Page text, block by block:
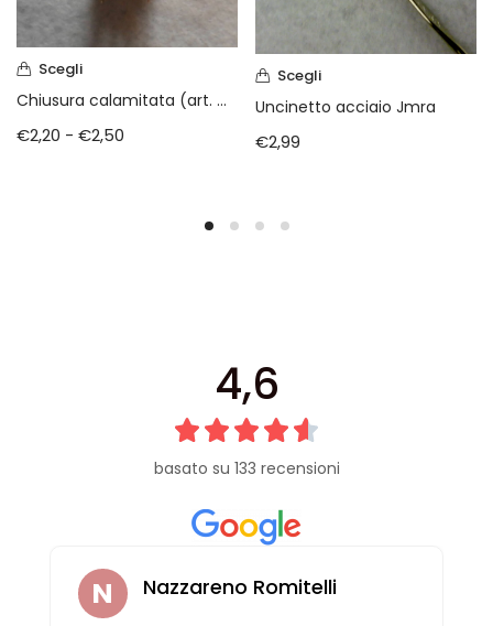
Scegli
Chiusura calamitata (art. min 1002)
€2,20 - €2,50
Scegli
Uncinetto acciaio Jmra
€2,99
4,6
basato su 133 recensioni
Nazzareno Romitelli